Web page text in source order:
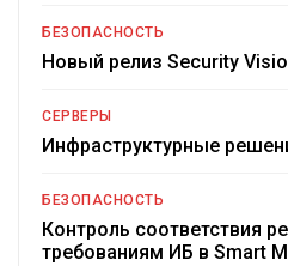
БЕЗОПАСНОСТЬ
Новый релиз Security
СЕРВЕРЫ
Инфраструктурные
БЕЗОПАСНОСТЬ
Контроль соответствия
требованиям ИБ в Smart